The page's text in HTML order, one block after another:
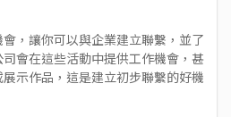
，讓你可以與企業建立聯繫，並了
會在這些活動中提供工作機會，甚
示作品，這是建立初步聯繫的好機